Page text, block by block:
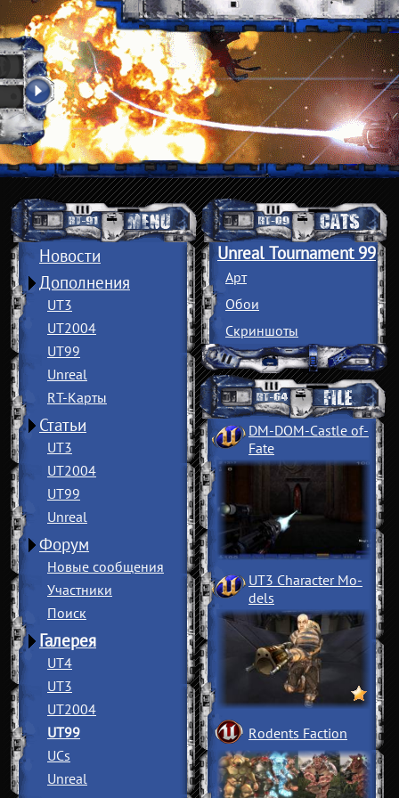
Новости
Дополнения
UT3
UT2004
UT99
Unreal
RT-Карты
Статьи
UT3
UT2004
UT99
Unreal
Форум
Новые сообщения
Участники
Поиск
Галерея
UT4
UT3
UT2004
UT99
UCs
Unreal
Unreal Tournament 99
Арт
Обои
Скриншоты
DM-DOM-Castle of­
Fate
UT3 Character Mo­
dels
Rodents Faction